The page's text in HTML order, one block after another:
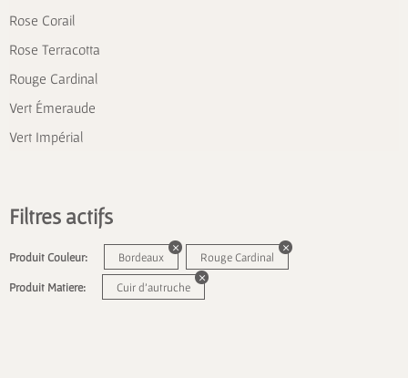
Rose Corail
Rose Terracotta
Rouge Cardinal
Vert Émeraude
Vert Impérial
Filtres actifs
Produit Couleur: Bordeaux Rouge Cardinal
Produit Matiere: Cuir d'autruche